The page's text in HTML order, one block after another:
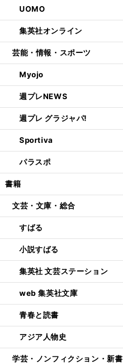
UOMO
集英社オンライン
芸能・情報・スポーツ
Myojo
週プレNEWS
週プレ グラジャパ!
Sportiva
パラスポ
書籍
文芸・文庫・総合
すばる
小説すばる
集英社 文芸ステーション
web 集英社文庫
青春と読書
アジア人物史
学芸・ノンフィクション・新書